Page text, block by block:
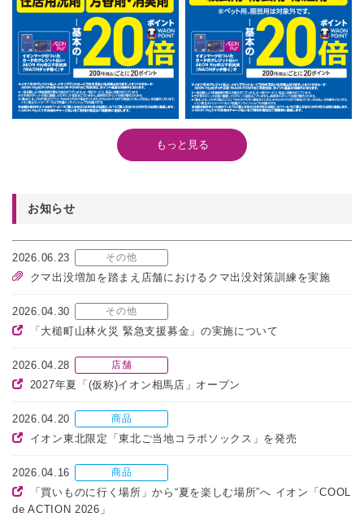
もっと見る
お知らせ
2026.06.23 その他
クマ出没増加を踏まえ店舗におけるクマ出没対策訓練を実施
2026.04.30 その他
「大槌町山林火災 緊急支援募金」の実施について
2026.04.28 店舗
2027年夏「(仮称)イオン相馬店」オープン
2026.04.20 商品
イオン東北限定「東北ご当地コラボソックス」を発売
2026.04.16 商品
「買いものに行く場所」から“夏を楽しむ場所”へ イオン「COOL
de ACTION 2026」